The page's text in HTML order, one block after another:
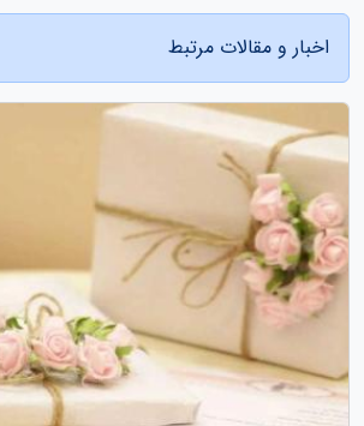
اخبار و مقالات مرتبط